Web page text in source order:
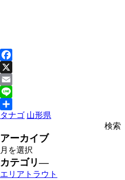
Facebook
X
Email
Line
共
タナゴ 山形県
アーカイブ
カテゴリ―
エリアトラウト